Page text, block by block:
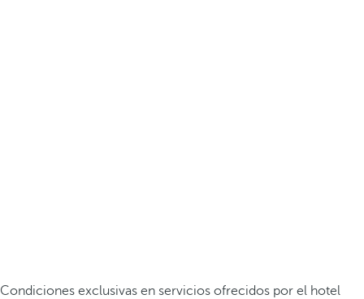
Condiciones exclusivas en servicios ofrecidos por el hotel